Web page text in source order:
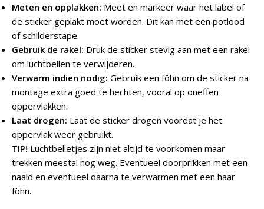
Meten en opplakken: Meet en markeer waar het label of
de sticker geplakt moet worden. Dit kan met een potlood
of schilderstape.
Gebruik de rakel: Druk de sticker stevig aan met een rakel
om luchtbellen te verwijderen.
Verwarm indien nodig: Gebruik een föhn om de sticker na
montage extra goed te hechten, vooral op oneffen
oppervlakken.
Laat drogen: Laat de sticker drogen voordat je het
oppervlak weer gebruikt.
TIP! Luchtbelletjes zijn niet altijd te voorkomen maar
trekken meestal nog weg. Eventueel doorprikken met een
naald en eventueel daarna te verwarmen met een haar
föhn.